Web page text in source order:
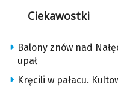
Ciekawostki
Balony znów nad
upał
Kręcili w pałacu.